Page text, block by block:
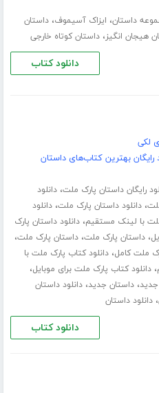
داستان، ایزاک آسیموف،داستان
هیجان انگیز،داستان کوتاه خارجی
دانلود کتاب
لکی
رایگان بهترین کتاب‌های داستان
رایگان داستان پارک ملت،دانلود
،دانلود داستان پارک ملت،دانلود
با لینک مستقیم،دانلود داستان پارک
،داستان پارک ملت،داستان پارک ملت،
،دانلود کتاب پارک ملت با
،دانلود کتاب پارک ملت برای موبایل،
جدید،داستان جدید،دانلود داستان
،دانلود داستان
دانلود کتاب